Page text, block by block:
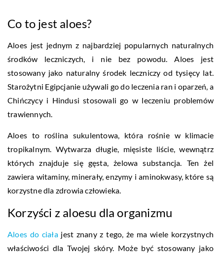
Co to jest aloes?
Aloes jest jednym z najbardziej popularnych naturalnych
środków leczniczych, i nie bez powodu. Aloes jest
stosowany jako naturalny środek leczniczy od tysięcy lat.
Starożytni Egipcjanie używali go do leczenia ran i oparzeń, a
Chińczycy i Hindusi stosowali go w leczeniu problemów
trawiennych.
Aloes to roślina sukulentowa, która rośnie w klimacie
tropikalnym. Wytwarza długie, mięsiste liście, wewnątrz
których znajduje się gęsta, żelowa substancja. Ten żel
zawiera witaminy, minerały, enzymy i aminokwasy, które są
korzystne dla zdrowia człowieka.
Korzyści z aloesu dla organizmu
Aloes do ciałajest znany z tego, że ma wiele korzystnych
właściwości dla Twojej skóry. Może być stosowany jako